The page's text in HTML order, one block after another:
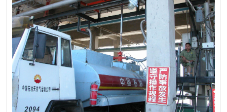
平台栈桥 卸车鹤管
装车鹤管 输油臂
紧急脱离干式接头 火车鹤管
汽车鹤管 顶部鹤管